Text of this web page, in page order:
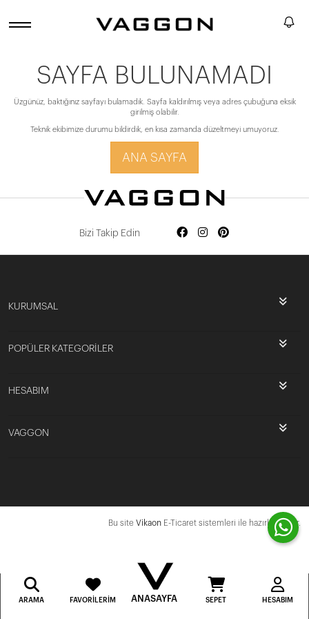
SAYFA BULUNAMADI
Üzgünüz, baktığınız sayfayı bulamadık. Sayfa kaldırılmış veya adres çubuğuna eksik
girilmiş olabilir.
Teknik ekibimize durumu bildirdik, en kısa zamanda düzeltmeyi umuyoruz.
ANA SAYFA
Bizi Takip Edin
KURUMSAL
POPÜLER KATEGORİLER
HESABIM
VAGGON
Bu site Vikaon E-Ticaret sistemleri ile hazırlanmıştır.
ARAMA FAVORILERIM ANASAYFA SEPET HESABIM